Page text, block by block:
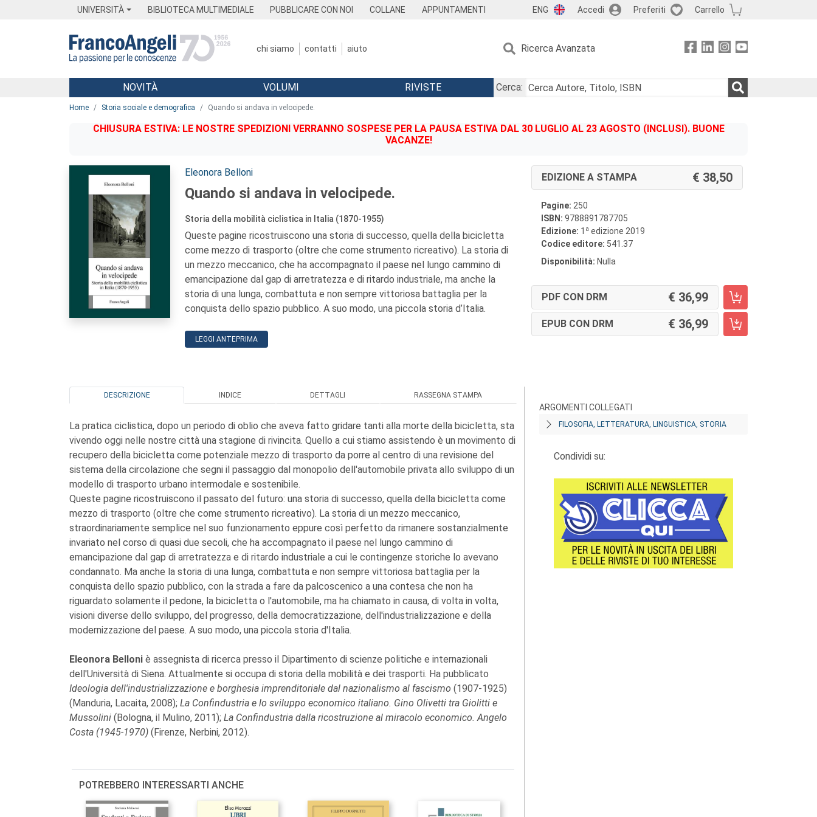
UNIVERSITÀ BIBLIOTECA MULTIMEDIALE PUBBLICARE CON NOI COLLANE APPUNTAMENTI ENG Accedi Preferiti Carrello
chi siamo contatti aiuto Ricerca Avanzata
Menu
NOVITÀ VOLUMI RIVISTE
Cerca:
Home Storia sociale e demografica Quando si andava in velocipede.
CHIUSURA ESTIVA: LE NOSTRE SPEDIZIONI VERRANNO SOSPESE PER LA PAUSA ESTIVA DAL 30 LUGLIO AL 23 AGOSTO (INCLUSI). BUONE
VACANZE!
Autori:
Eleonora Belloni
Quando si andava in velocipede.
Storia della mobilità ciclistica in Italia (1870-1955)
Queste pagine ricostruiscono una storia di successo, quella della bicicletta
come mezzo di trasporto (oltre che come strumento ricreativo). La storia di
un mezzo meccanico, che ha accompagnato il paese nel lungo cammino di
emancipazione dal gap di arretratezza e di ritardo industriale, ma anche la
storia di una lunga, combattuta e non sempre vittoriosa battaglia per la
conquista dello spazio pubblico. A suo modo, una piccola storia d’Italia.
LEGGI ANTEPRIMA
EDIZIONE A STAMPA 38,50
Pagine: 250
ISBN: 9788891787705
Edizione: 1 a edizione 2019
Codice editore: 541.37
Disponibilità: Nulla
PDF CON DRM 36,99
EPUB CON DRM 36,99
DESCRIZIONE INDICE DETTAGLI RASSEGNA STAMPA
La pratica ciclistica, dopo un periodo di oblio che aveva fatto gridare tanti alla morte della bicicletta, sta
vivendo oggi nelle nostre città una stagione di rivincita. Quello a cui stiamo assistendo è un movimento di
recupero della bicicletta come potenziale mezzo di trasporto da porre al centro di una revisione del
sistema della circolazione che segni il passaggio dal monopolio dell'automobile privata allo sviluppo di un
modello di trasporto urbano intermodale e sostenibile.
Queste pagine ricostruiscono il passato del futuro: una storia di successo, quella della bicicletta come
mezzo di trasporto (oltre che come strumento ricreativo). La storia di un mezzo meccanico,
straordinariamente semplice nel suo funzionamento eppure così perfetto da rimanere sostanzialmente
invariato nel corso di quasi due secoli, che ha accompagnato il paese nel lungo cammino di
emancipazione dal gap di arretratezza e di ritardo industriale a cui le contingenze storiche lo avevano
condannato. Ma anche la storia di una lunga, combattuta e non sempre vittoriosa battaglia per la
conquista dello spazio pubblico, con la strada a fare da palcoscenico a una contesa che non ha
riguardato solamente il pedone, la bicicletta o l'automobile, ma ha chiamato in causa, di volta in volta,
visioni diverse dello sviluppo, del progresso, della democratizzazione, dell'industrializzazione e della
modernizzazione del paese. A suo modo, una piccola storia d'Italia.
Eleonora Belloni è assegnista di ricerca presso il Dipartimento di scienze politiche e internazionali
dell'Università di Siena. Attualmente si occupa di storia della mobilità e dei trasporti. Ha pubblicato
Ideologia dell'industrializzazione e borghesia imprenditoriale dal nazionalismo al fascismo (1907-1925)
(Manduria, Lacaita, 2008); La Confindustria e lo sviluppo economico italiano. Gino Olivetti tra Giolitti e
Mussolini (Bologna, il Mulino, 2011); La Confindustria dalla ricostruzione al miracolo economico. Angelo
Costa (1945-1970) (Firenze, Nerbini, 2012).
POTREBBERO INTERESSARTI ANCHE
ARGOMENTI COLLEGATI
FILOSOFIA, LETTERATURA, LINGUISTICA, STORIA
Condividi su: